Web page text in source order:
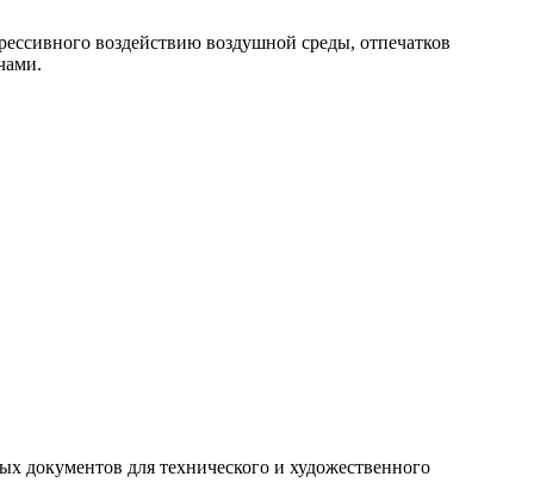
воздействию воздушной среды, отпечатков
документов для технического и художественного